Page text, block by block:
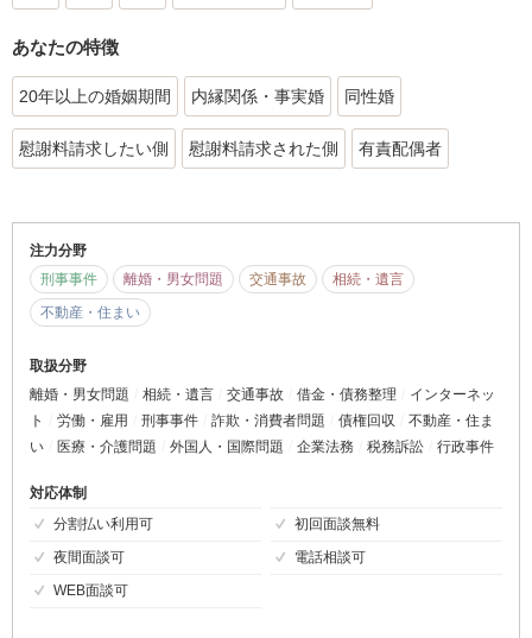
あなたの特徴
20年以上の婚姻期間 内縁関係・事実婚 同性婚
慰謝料請求したい側 慰謝料請求された側 有責配偶者
注力分野
刑事事件
離婚・男女問題 交通事故
相続・遺言
不動産・住まい
取扱分野
離婚・男女問題
相続・遺言 交通事故 借金・債務整理
インターネッ
ト
労働・雇用 刑事事件 詐欺・消費者問題 債権回収
不動産・住ま
い
医療・介護問題 外国人・国際問題 企業法務 税務訴訟 行政事件
対応体制
分割払い利用可
初回面談無料
夜間面談可
電話相談可
WEB面談可